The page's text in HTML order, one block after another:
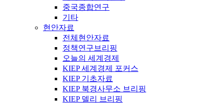
중국종합연구
기타
현안자료
전체현안자료
정책연구브리핑
오늘의 세계경제
KIEP 세계경제 포커스
KIEP 기초자료
KIEP 북경사무소 브리핑
KIEP 델리 브리핑